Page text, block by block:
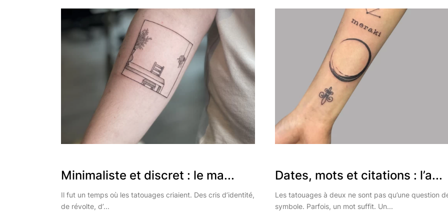
Minimaliste et discret : le ma...
Il fut un temps où les tatouages criaient. Des cris d’identité,
de révolte, d’...
Dates, mots et citations : l’a...
Les tatouages à deux ne sont pas qu’une question
symbole. Parfois, un mot suffit. Un...